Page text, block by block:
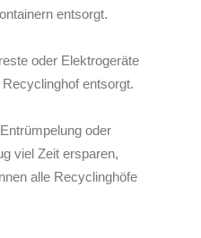
entsorgt.
oder Elektrogeräte
entsorgt.
oder
viel Zeit ersparen,
alle Recyclinghöfe